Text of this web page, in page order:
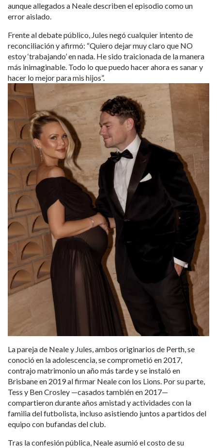
aunque allegados a Neale describen el episodio como un
error aislado.
Frente al debate público, Jules negó cualquier intento de
reconciliación y afirmó: “Quiero dejar muy claro que NO
estoy ‘trabajando’ en nada. He sido traicionada de la manera
más inimaginable. Todo lo que puedo hacer ahora es sanar y
hacer lo mejor para mis hijos”.
La pareja de Neale y Jules, ambos originarios de Perth, se
conoció en la adolescencia, se comprometió en 2017,
contrajo matrimonio un año más tarde y se instaló en
Brisbane en 2019 al firmar Neale con los Lions. Por su parte,
Tess y Ben Crosley —casados también en 2017—
compartieron durante años amistad y actividades con la
familia del futbolista, incluso asistiendo juntos a partidos del
equipo con bufandas del club.
Tras la confesión pública, Neale asumió el costo de su